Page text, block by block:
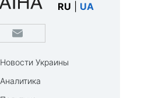
RU UA
Новости Украины
Аналитика